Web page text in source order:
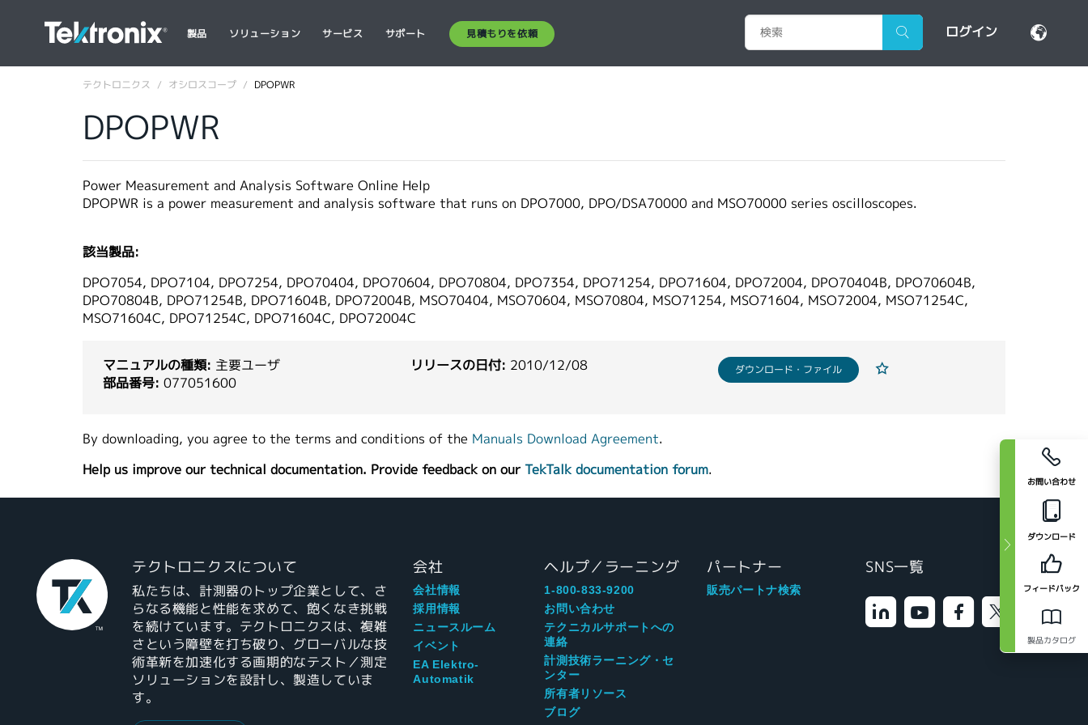
製品 ソリューション サービス サポート 見積もりを依頼 ログイン
お問い合わせ
ダウンロード
フィードバック
製品カタログ
テクトロニクス オシロスコープ DPOPWR
DPOPWR
Power Measurement and Analysis Software Online Help
DPOPWR is a power measurement and analysis software that runs on DPO7000, DPO/DSA70000 and MSO70000 series oscilloscopes.
該当製品:
DPO7054, DPO7104, DPO7254, DPO70404, DPO70604, DPO70804, DPO7354, DPO71254, DPO71604, DPO72004, DPO70404B, DPO70604B,
DPO70804B, DPO71254B, DPO71604B, DPO72004B, MSO70404, MSO70604, MSO70804, MSO71254, MSO71604, MSO72004, MSO71254C,
MSO71604C, DPO71254C, DPO71604C, DPO72004C
マニュアルの種類: 主要ユーザ
部品番号: 077051600
リリースの日付: 2010/12/08 ダウンロード・ファイル
By downloading, you agree to the terms and conditions of the Manuals Download Agreement.
Help us improve our technical documentation. Provide feedback on our TekTalk documentation forum.
テクトロニクスについて
私たちは、計測器のトップ企業として、さ
らなる機能と性能を求めて、飽くなき挑戦
を続けています。テクトロニクスは、複雑
さという障壁を打ち破り、グローバルな技
術革新を加速化する画期的なテスト／測定
ソリューションを設計し、製造していま
す。
会社
会社情報
採用情報
ニュースルーム
イベント
EA Elektro-
Automatik
ヘルプ／ラーニング
1-800-833-9200
お問い合わせ
テクニカルサポートへの
連絡
計測技術ラーニング・セ
ンター
所有者リソース
ブログ
パートナー
販売パートナ検索
SNS一覧